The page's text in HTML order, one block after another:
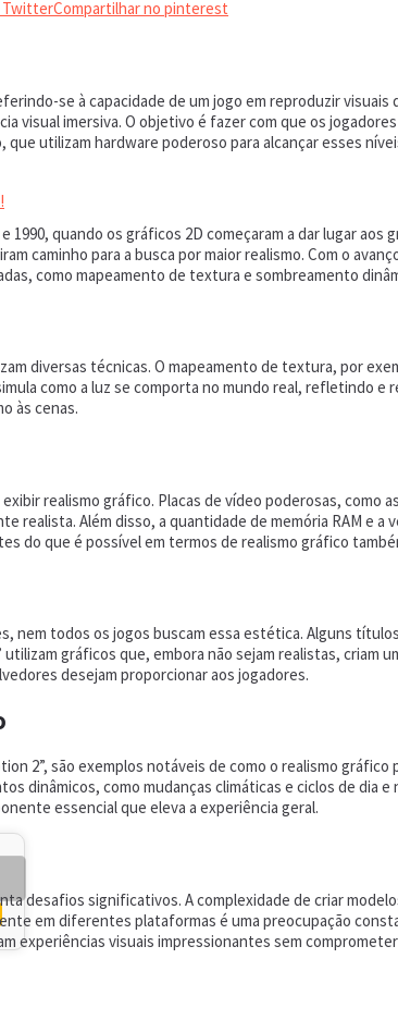
TwitterCompartilhar no pinterest
se à capacidade de um jogo em reproduzir
visual imersiva. O objetivo é fazer com que os
utilizam hardware poderoso para alcançar esses
quando os gráficos 2D começaram a dar lugar
caminho para a busca por maior realismo. Com o
como mapeamento de textura e sombreamento
diversas técnicas. O mapeamento de textura, por
como a luz se comporta no mundo real,
às cenas.
realismo gráfico. Placas de vídeo poderosas, como
realista. Além disso, a quantidade de memória RAM e
do que é possível em termos de realismo gráfico
nem todos os jogos buscam essa estética. Alguns
gráficos que, embora não sejam realistas, criam
desejam proporcionar aos jogadores.
2”, são exemplos notáveis de como o realismo
dinâmicos, como mudanças climáticas e ciclos de dia
essencial que eleva a experiência geral.
desafios significativos. A complexidade de criar
em diferentes plataformas é uma preocupação
experiências visuais impressionantes sem